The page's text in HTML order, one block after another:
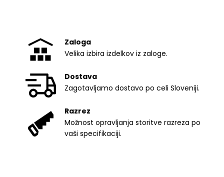
Zaloga
Velika izbira izdelkov iz zaloge.
Dostava
Zagotavljamo dostavo po celi Sloveniji.
Razrez
Možnost opravljanja storitve razreza po
vaši specifikaciji.